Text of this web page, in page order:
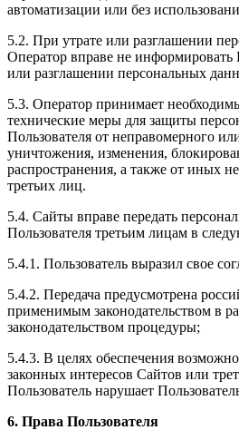
автоматизации или без
5.2. При утрате или разглашении
Оператор вправе не информировать
или разглашении персональных
5.3. Оператор принимает
технические меры для защиты
Пользователя от неправомерного
уничтожения, изменения,
распространения, а также от иных
третьих лиц.
5.4. Сайты вправе передать
Пользователя третьим лицам в
5.4.1. Пользователь выразил свое
5.4.2. Передача предусмотрена
применимым законодательством в
законодательством процедуры;
5.4.3. В целях обеспечения
законных интересов Сайтов или
Пользователь нарушает
6. Права Пользователя